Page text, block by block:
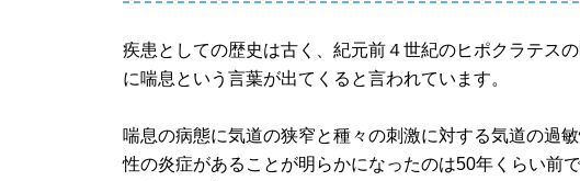
疾患としての歴史は古く、紀元前４世紀のヒポクラテス
に喘息という言葉が出てくると言われています。
喘息の病態に気道の狭窄と種々の刺激に対する気道の過
性の炎症があることが明らかになったのは50年くらい前